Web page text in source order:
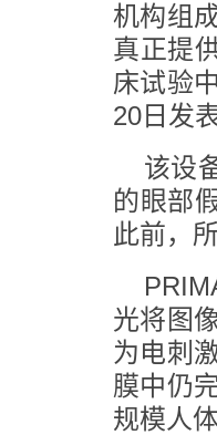
机构组
真正提
床试验
20日发
该设
的眼部
此前，
光将图
为电刺
膜中仍
规模人